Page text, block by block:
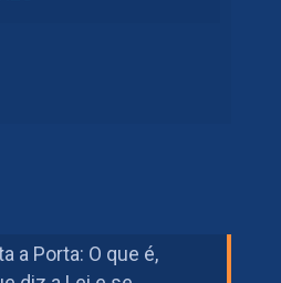
a Porta: O que é,